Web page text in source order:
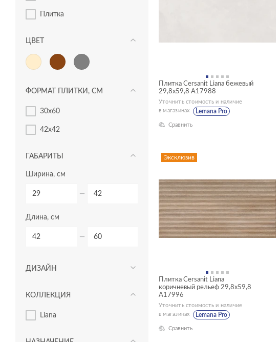
плитка
ЦВЕТ
ФОРМАТ ПЛИТКИ, СМ
30x60
42x42
ГАБАРИТЫ
Ширина, см
—
Длина, см
—
ДИЗАЙН
КОЛЛЕКЦИЯ
Liana
Плитка Cersanit Liana бежевый
29,8x59,8 A17988
Уточнить стоимость и наличие
в магазинах
Lemana Pro
Сравнить
Эксклюзив
Плитка Cersanit Liana
коричневый рельеф 29,8x59,8
A17996
Уточнить стоимость и наличие
в магазинах
Lemana Pro
Сравнить